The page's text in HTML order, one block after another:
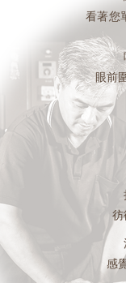
看著您
眼前
感